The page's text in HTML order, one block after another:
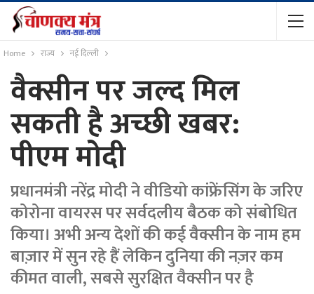
Home राज्य नई दिल्ली
वैक्सीन पर जल्द मिल
सकती है अच्छी खबर:
पीएम मोदी
प्रधानमंत्री नरेंद्र मोदी ने वीडियो कांफ्रेंसिंग के जरिए
कोरोना वायरस पर सर्वदलीय बैठक को संबोधित
किया। अभी अन्य देशों की कई वैक्सीन के नाम हम
बाज़ार में सुन रहे हैं लेकिन दुनिया की नज़र कम
कीमत वाली, सबसे सुर​क्षित वैक्सीन पर है